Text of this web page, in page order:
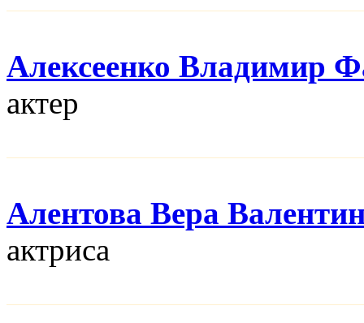
Алексеенко Владимир
актер
Алентова Вера
актриса